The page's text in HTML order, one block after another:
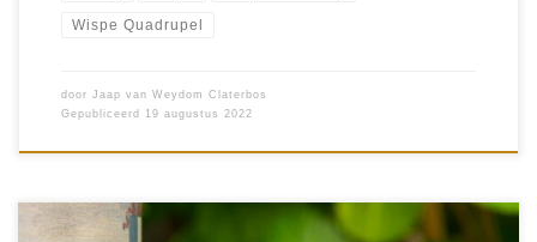
Wispe Quadrupel
door Jaap van Weydom Claterbos
Gepubliceerd
19 augustus 2022